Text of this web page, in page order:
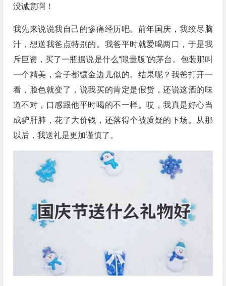
没诚意啊！
我先来说说我自己的惨痛经历吧。前年国庆，我绞尽脑
汁，想送我爸点特别的。我爸平时就爱喝两口，于是我
斥巨资，买了一瓶据说是什么“限量版”的茅台。包装那叫
一个精美，盒子都镶金边儿似的。结果呢？我爸打开一
看，脸色就变了，说我买的肯定是假货，还说这酒的味
道不对，口感跟他平时喝的不一样。哎，我真是好心当
成驴肝肺，花了大价钱，还落得个被质疑的下场。从那
以后，我送礼是更加谨慎了。